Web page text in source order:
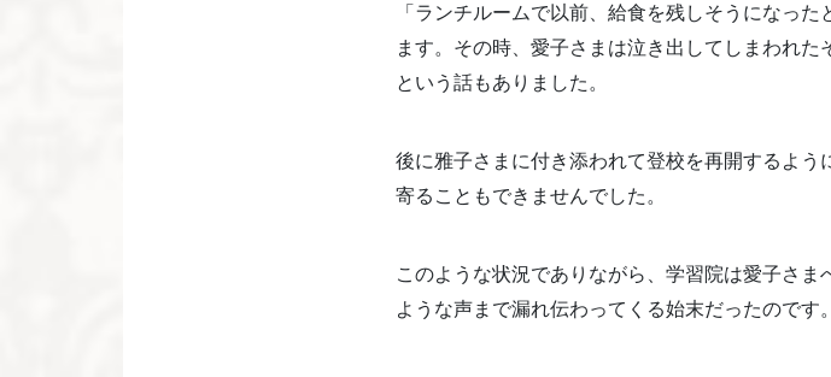
「ランチルームで以前、給食を残しそうになっ
ます。その時、愛子さまは泣き出してしまわれた
という話もありました。
後に雅子さまに付き添われて登校を再開するよ
寄ることもできませんでした。
このような状況でありながら、学習院は愛子さ
ような声まで漏れ伝わってくる始末だったのです。